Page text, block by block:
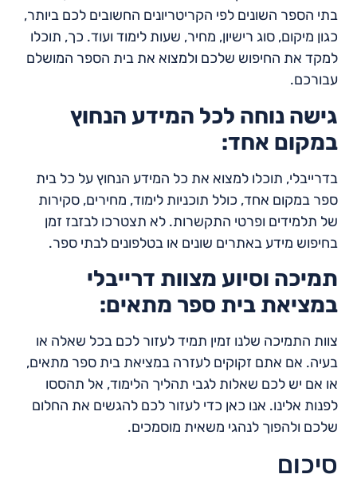
בתי הספר השונים לפי הקריטריונים החשובים לכם ביותר,
כגון מיקום, סוג רישיון, מחיר, שעות לימוד ועוד. כך, תוכלו
למקד את החיפוש שלכם ולמצוא את בית הספר המושלם
עבורכם.
גישה נוחה לכל המידע הנחוץ
במקום אחד:
בדרייבלי, תוכלו למצוא את כל המידע הנחוץ על כל בית
ספר במקום אחד, כולל תוכניות לימוד, מחירים, סקירות
של תלמידים ופרטי התקשרות. לא תצטרכו לבזבז זמן
בחיפוש מידע באתרים שונים או בטלפונים לבתי ספר.
תמיכה וסיוע מצוות דרייבלי
במציאת בית ספר מתאים:
צוות התמיכה שלנו זמין תמיד לעזור לכם בכל שאלה או
בעיה. אם אתם זקוקים לעזרה במציאת בית ספר מתאים,
או אם יש לכם שאלות לגבי תהליך הלימוד, אל תהססו
לפנות אלינו. אנו כאן כדי לעזור לכם להגשים את החלום
שלכם ולהפוך לנהגי משאית מוסמכים.
סיכום